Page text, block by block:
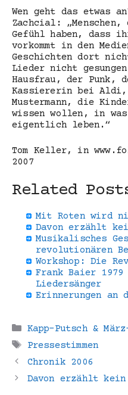
Wen geht das etwas
Zachcial:
Gefühl haben, dass
vorkommt in den
Geschichten dort
Lieder nicht
Hausfrau, der Punk,
Kassiererin bei Aldi,
Mustermann, die
wissen wollen, in
eigentlich leben.“
Tom Keller, in
2007
Related
Mit Roten wird
Davon erzählt
Musikalisches
revolutionären
Workshop: Die
Frank Baier
Liedersänger
Erinnerungen an
Kategorien
Kapp-Putsch &
Schlagwörter
Pressestimmen
Chronik 2006
Davon erzählt kein